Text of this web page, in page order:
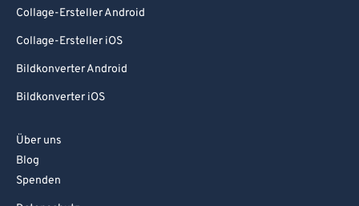
Collage-Ersteller Android
Collage-Ersteller iOS
Bildkonverter Android
Bildkonverter iOS
Über uns
Blog
Spenden